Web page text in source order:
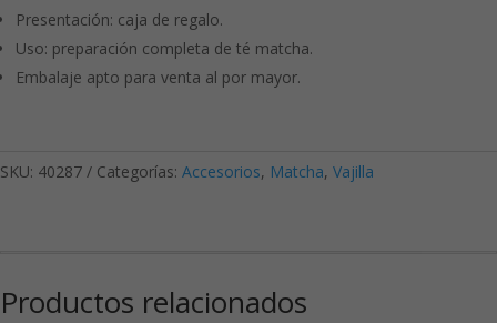
Presentación: caja de regalo.
Uso: preparación completa de té matcha.
Embalaje apto para venta al por mayor.
SKU: 40287 Categorías: Accesorios, Matcha, Vajilla
Productos relacionados